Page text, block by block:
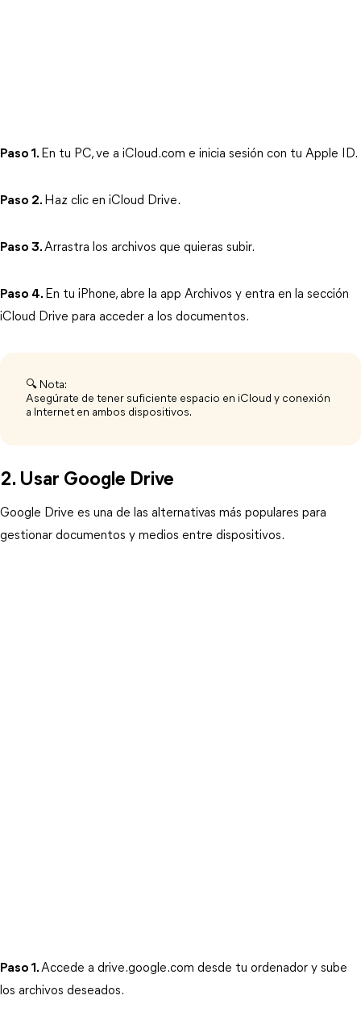
Paso 1. En tu PC, ve a iCloud.com e inicia sesión con tu Apple ID.
Paso 2. Haz clic en iCloud Drive.
Paso 3.Arrastra los archivos que quieras subir.
Paso 4. En tu iPhone, abre la app Archivos y entra en la sección
iCloud Drive para acceder a los documentos.
🔍 Nota:
Asegúrate de tener suficiente espacio en iCloud y conexión
a Internet en ambos dispositivos.
2. Usar Google Drive
Google Drive es una de las alternativas más populares para
gestionar documentos y medios entre dispositivos.
Paso 1.Accede a drive.google.com desde tu ordenador y sube
los archivos deseados.